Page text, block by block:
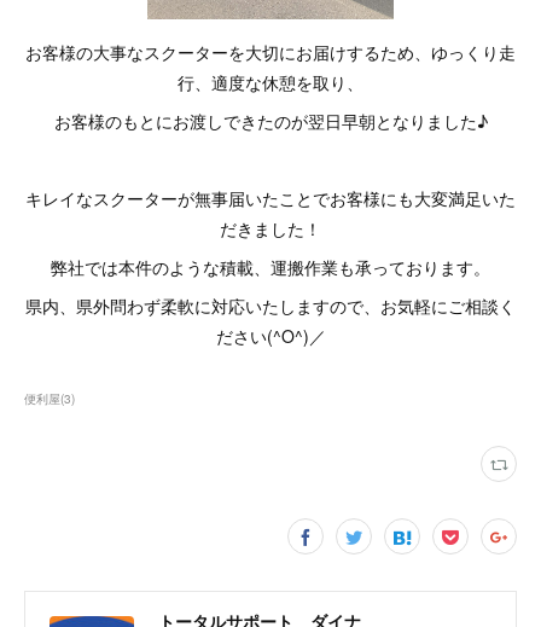
お客様の大事なスクーターを大切にお届けするため、ゆっくり走
行、適度な休憩を取り、
お客様のもとにお渡しできたのが翌日早朝となりました♪
キレイなスクーターが無事届いたことでお客様にも大変満足いた
だきました！
弊社では本件のような積載、運搬作業も承っております。
県内、県外問わず柔軟に対応いたしますので、お気軽にご相談く
ださい(^O^)／
便利屋(3)
トータルサポート ダイナ